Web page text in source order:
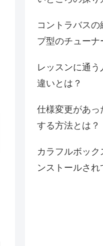
コントラバス
プ型のチューナ
レッスンに通
違いとは？
仕様変更があ
する方法とは？
カラフルボッ
ンストールさ